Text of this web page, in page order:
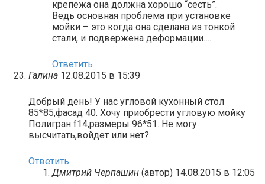
крепежа она должна хорошо “сесть”.
Ведь основная проблема при установке
мойки – это когда она сделана из тонкой
стали, и подвержена деформации….
Ответить
Галина 12.08.2015 в 15:39
Добрый день! У нас угловой кухонный стол
85*85,фасад 40. Хочу приобрести угловую мойку
Полигран f14,размеры 96*51. Не могу
высчитать,войдет или нет?
Ответить
Дмитрий Черпашин (автор) 14.08.2015 в 12:05